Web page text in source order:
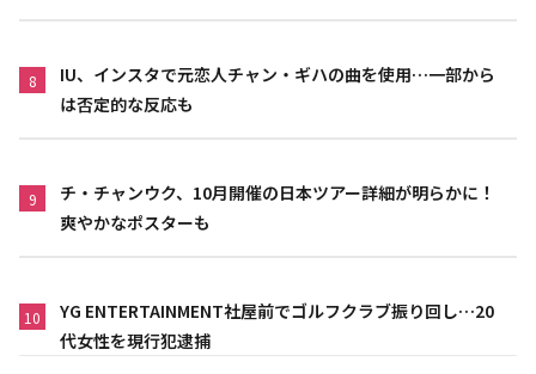
8
IU、インスタで元恋人チャン・ギハの曲を使用…一部から
は否定的な反応も
9
チ・チャンウク、10月開催の日本ツアー詳細が明らかに！
爽やかなポスターも
10
YG ENTERTAINMENT社屋前でゴルフクラブ振り回し…20
代女性を現行犯逮捕